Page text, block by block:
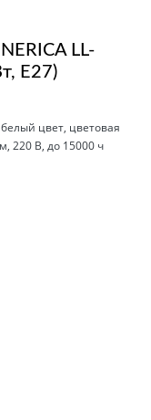
LL-
E27)
цвет, цветовая
220 В, до 15000 ч